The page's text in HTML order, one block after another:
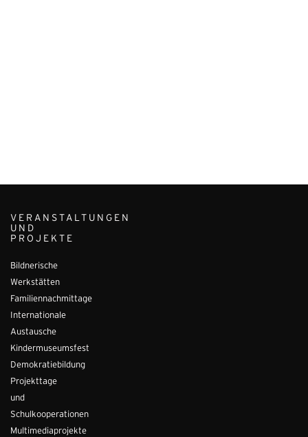
VERANSTALTUNGEN
UND
PROJEKTE
Bildnerische
Werkstätten
Familiennachmittage
Internationale
Austausche
Kindermuseumsfest
Demokratiebildung
Projekttage
und
Schulkooperationen
Multimediaprojekte